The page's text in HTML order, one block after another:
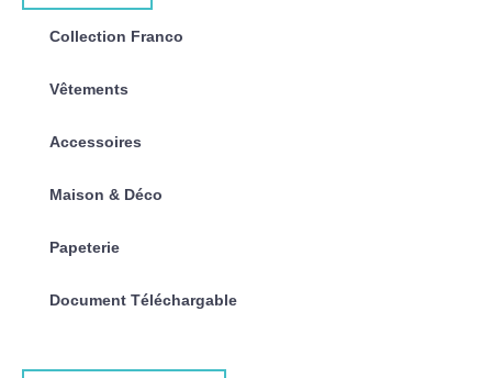
Collection Franco
Vêtements
Accessoires
Maison & Déco
Papeterie
Document Téléchargable